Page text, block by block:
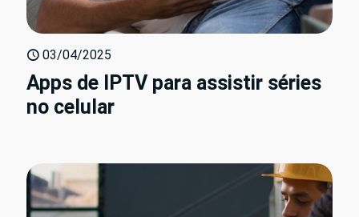
03/04/2025
Apps de IPTV para assistir séries
no celular